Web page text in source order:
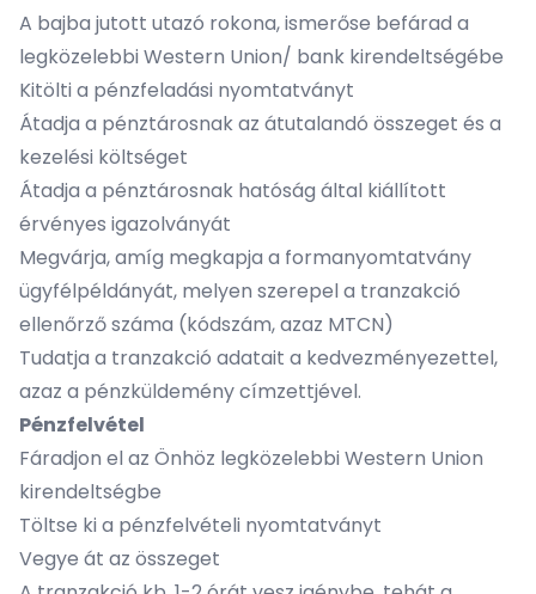
A bajba jutott utazó rokona, ismerőse befárad a
legközelebbi Western Union/ bank kirendeltségébe
Kitölti a pénzfeladási nyomtatványt
Átadja a pénztárosnak az átutalandó összeget és a
kezelési költséget
Átadja a pénztárosnak hatóság által kiállított
érvényes igazolványát
Megvárja, amíg megkapja a formanyomtatvány
ügyfélpéldányát, melyen szerepel a tranzakció
ellenőrző száma (kódszám, azaz MTCN)
Tudatja a tranzakció adatait a kedvezményezettel,
azaz a pénzküldemény címzettjével.
Pénzfelvétel
Fáradjon el az Önhöz legközelebbi Western Union
kirendeltségbe
Töltse ki a pénzfelvételi nyomtatványt
Vegye át az összeget